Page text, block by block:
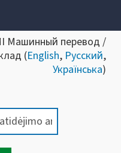
Машинный перевод /
(English, Русский,
Українська)